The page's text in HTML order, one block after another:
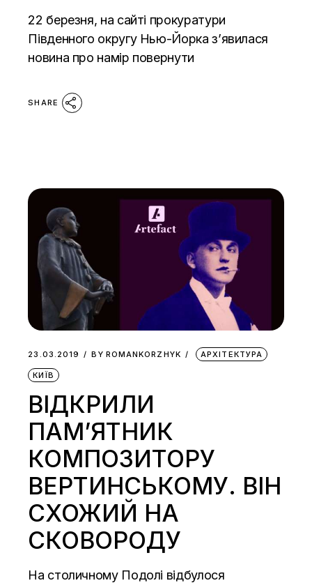
22 березня, на сайті прокуратури
Південного округу Нью-Йорка з’явилася
новина про намір повернути
SHARE
23.03.2019 BY ROMANKORZHYK АРХІТЕКТУРА
КИЇВ
ВІДКРИЛИ
ПАМ’ЯТНИК
КОМПОЗИТОРУ
ВЕРТИНСЬКОМУ. ВІН
СХОЖИЙ НА
СКОВОРОДУ
На столичному Подолі відбулося